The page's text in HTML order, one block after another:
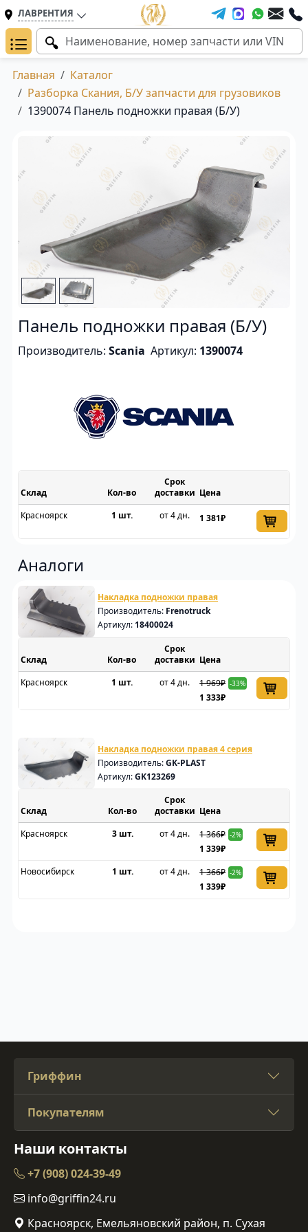
ЛАВРЕНТИЯ
Главная
Каталог
Разборка Скания, Б/У запчасти для грузовиков
1390074 Панель подножки правая (Б/У)
Панель подножки правая (Б/У)
Производитель: Scania Артикул: 1390074
Склад
Срок
доставки Цена
Красноярск
1 шт. от 4 дн. 1 381₽
Аналоги
Накладка подножки правая
Производитель: Frenotruck
Артикул: 18400024
Склад
Срок
доставки Цена
Красноярск
1 шт. от 4 дн. 1 969₽ -33%
1 333₽
Накладка подножки правая 4 серия
Производитель:GK-PLAST
Артикул:GK123269
Склад
Срок
доставки Цена
Красноярск
3 шт. от 4 дн. 1 366₽ -2%
1 339₽
Новосибирск
1 шт. от 4 дн. 1 366₽ -2%
1 339₽
Гриффин
Покупателям
Наши контакты
+7 (908) 024-39-49
info@griffin24.ru
Красноярск, Емельяновский район, п. Сухая